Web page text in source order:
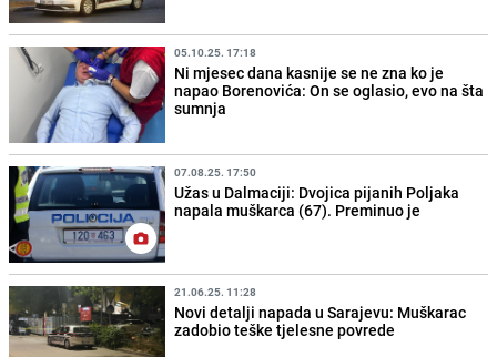
05.10.25. 17:18
Ni mjesec dana kasnije se ne zna ko je
napao Borenovića: On se oglasio, evo na šta
sumnja
07.08.25. 17:50
Užas u Dalmaciji: Dvojica pijanih Poljaka
napala muškarca (67). Preminuo je
21.06.25. 11:28
Novi detalji napada u Sarajevu: Muškarac
zadobio teške tjelesne povrede